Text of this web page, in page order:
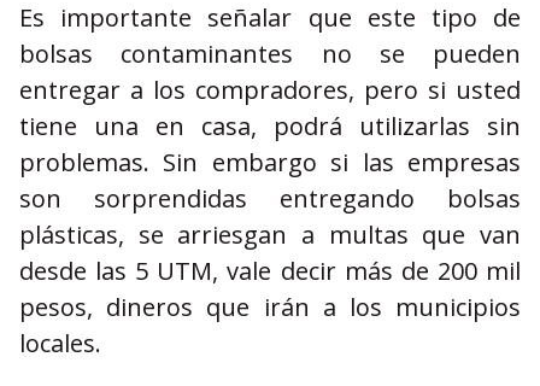
Es importante señalar que este tipo de
bolsas contaminantes no se pueden
entregar a los compradores, pero si usted
tiene una en casa, podrá utilizarlas sin
problemas. Sin embargo si las empresas
son sorprendidas entregando bolsas
plásticas, se arriesgan a multas que van
desde las 5 UTM, vale decir más de 200 mil
pesos, dineros que irán a los municipios
locales.